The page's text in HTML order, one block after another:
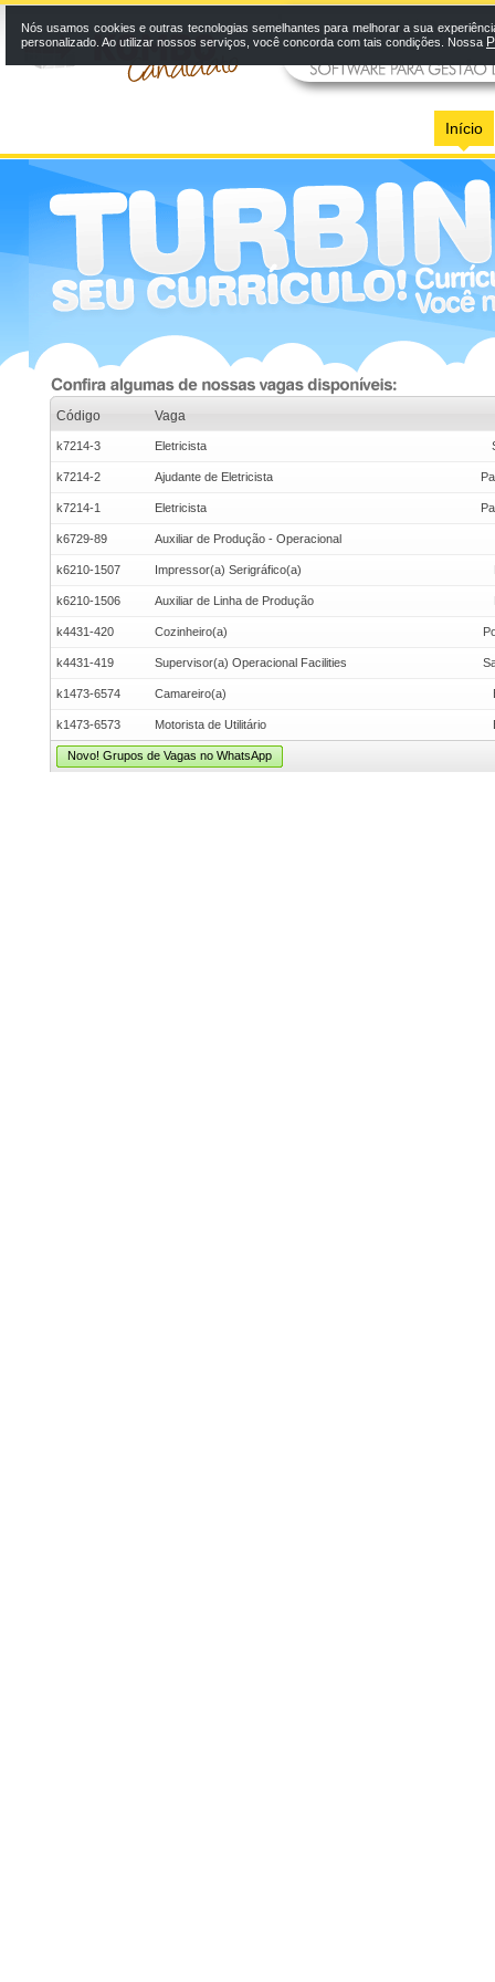
Início
Código Vaga
k7214-3 Eletricista
k7214-2 Ajudante de Eletricista
k7214-1 Eletricista
k6729-89 Auxiliar de Produção - Operacional
k6210-1507 Impressor(a) Serigráfico(a)
k6210-1506 Auxiliar de Linha de Produção
k4431-420 Cozinheiro(a)
k4431-419 Supervisor(a) Operacional Facilities
k1473-6574 Camareiro(a)
k1473-6573 Motorista de Utilitário
Novo! Grupos de Vagas no WhatsApp
Nós usamos cookies e outras tecnologias semelhantes para melhorar a sua
personalizado. Ao utilizar nossos serviços, você concorda com tais condições. Nossa